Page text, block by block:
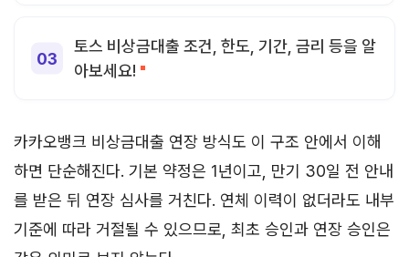
토스 비상금대출 조건, 한도, 기간, 금리 등을 알
아보세요!
카카오뱅크 비상금대출 연장 방식도 이 구조 안에서 이해
하면 단순해진다. 기본 약정은 1년이고, 만기 30일 전 안내
를 받은 뒤 연장 심사를 거친다. 연체 이력이 없더라도 내부
기준에 따라 거절될 수 있으므로, 최초 승인과 연장 승인은